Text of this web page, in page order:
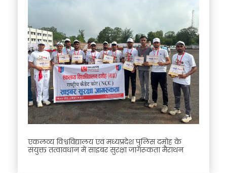
एकलव्य विश्वविद्यालय एवं मध्यप्रदेश पुलिस दमोह के
संयुक्त तत्वावधान में साइबर सुरक्षा जागरूकता मैराथन